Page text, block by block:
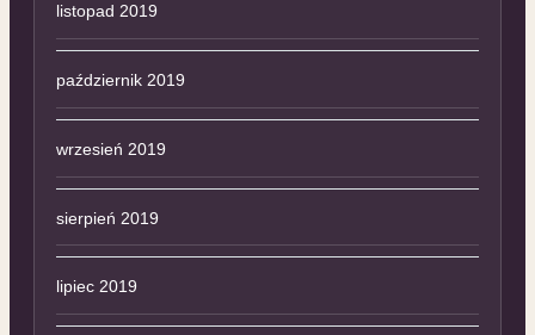
listopad 2019
październik 2019
wrzesień 2019
sierpień 2019
lipiec 2019